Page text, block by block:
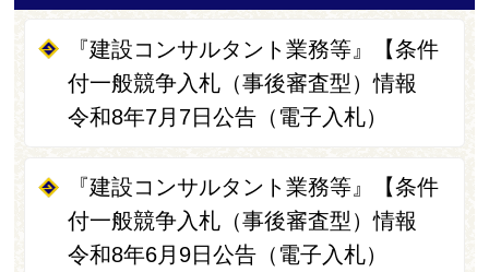
『建設コンサルタント業務等』【条件
付一般競争入札（事後審査型）情報
令和8年7月7日公告（電子入札）
『建設コンサルタント業務等』【条件
付一般競争入札（事後審査型）情報
令和8年6月9日公告（電子入札）